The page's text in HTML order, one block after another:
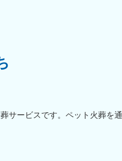
サービスです。ペット火葬を通